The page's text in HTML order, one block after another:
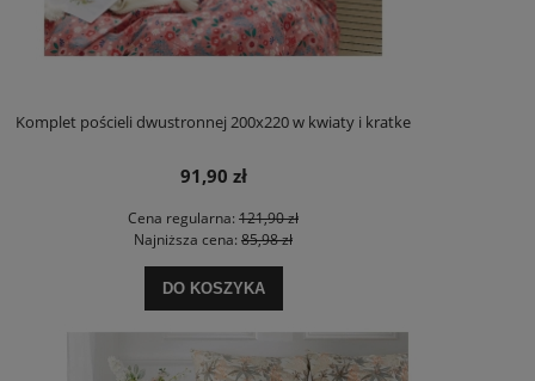
Komplet pościeli dwustronnej 200x220 w kwiaty i kratke
91,90 zł
Cena regularna: 121,90 zł
Najniższa cena: 85,98 zł
DO KOSZYKA